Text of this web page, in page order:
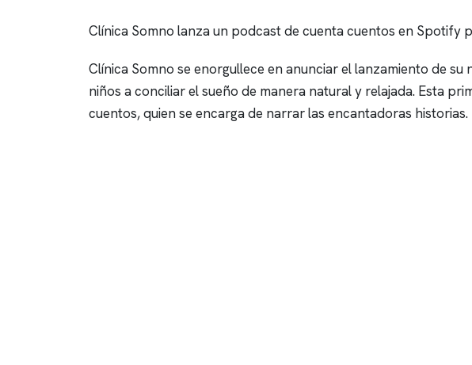
Clínica Somno lanza un podcast de cuenta cuentos en Spotify
Clínica Somno se enorgullece en anunciar el lanzamiento de
niños a conciliar el sueño de manera natural y relajada. Esta
cuentos, quien se encarga de narrar las encantadoras historias.